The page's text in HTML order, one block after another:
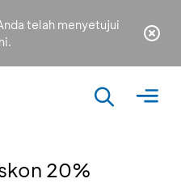
telah menyetujui
20%